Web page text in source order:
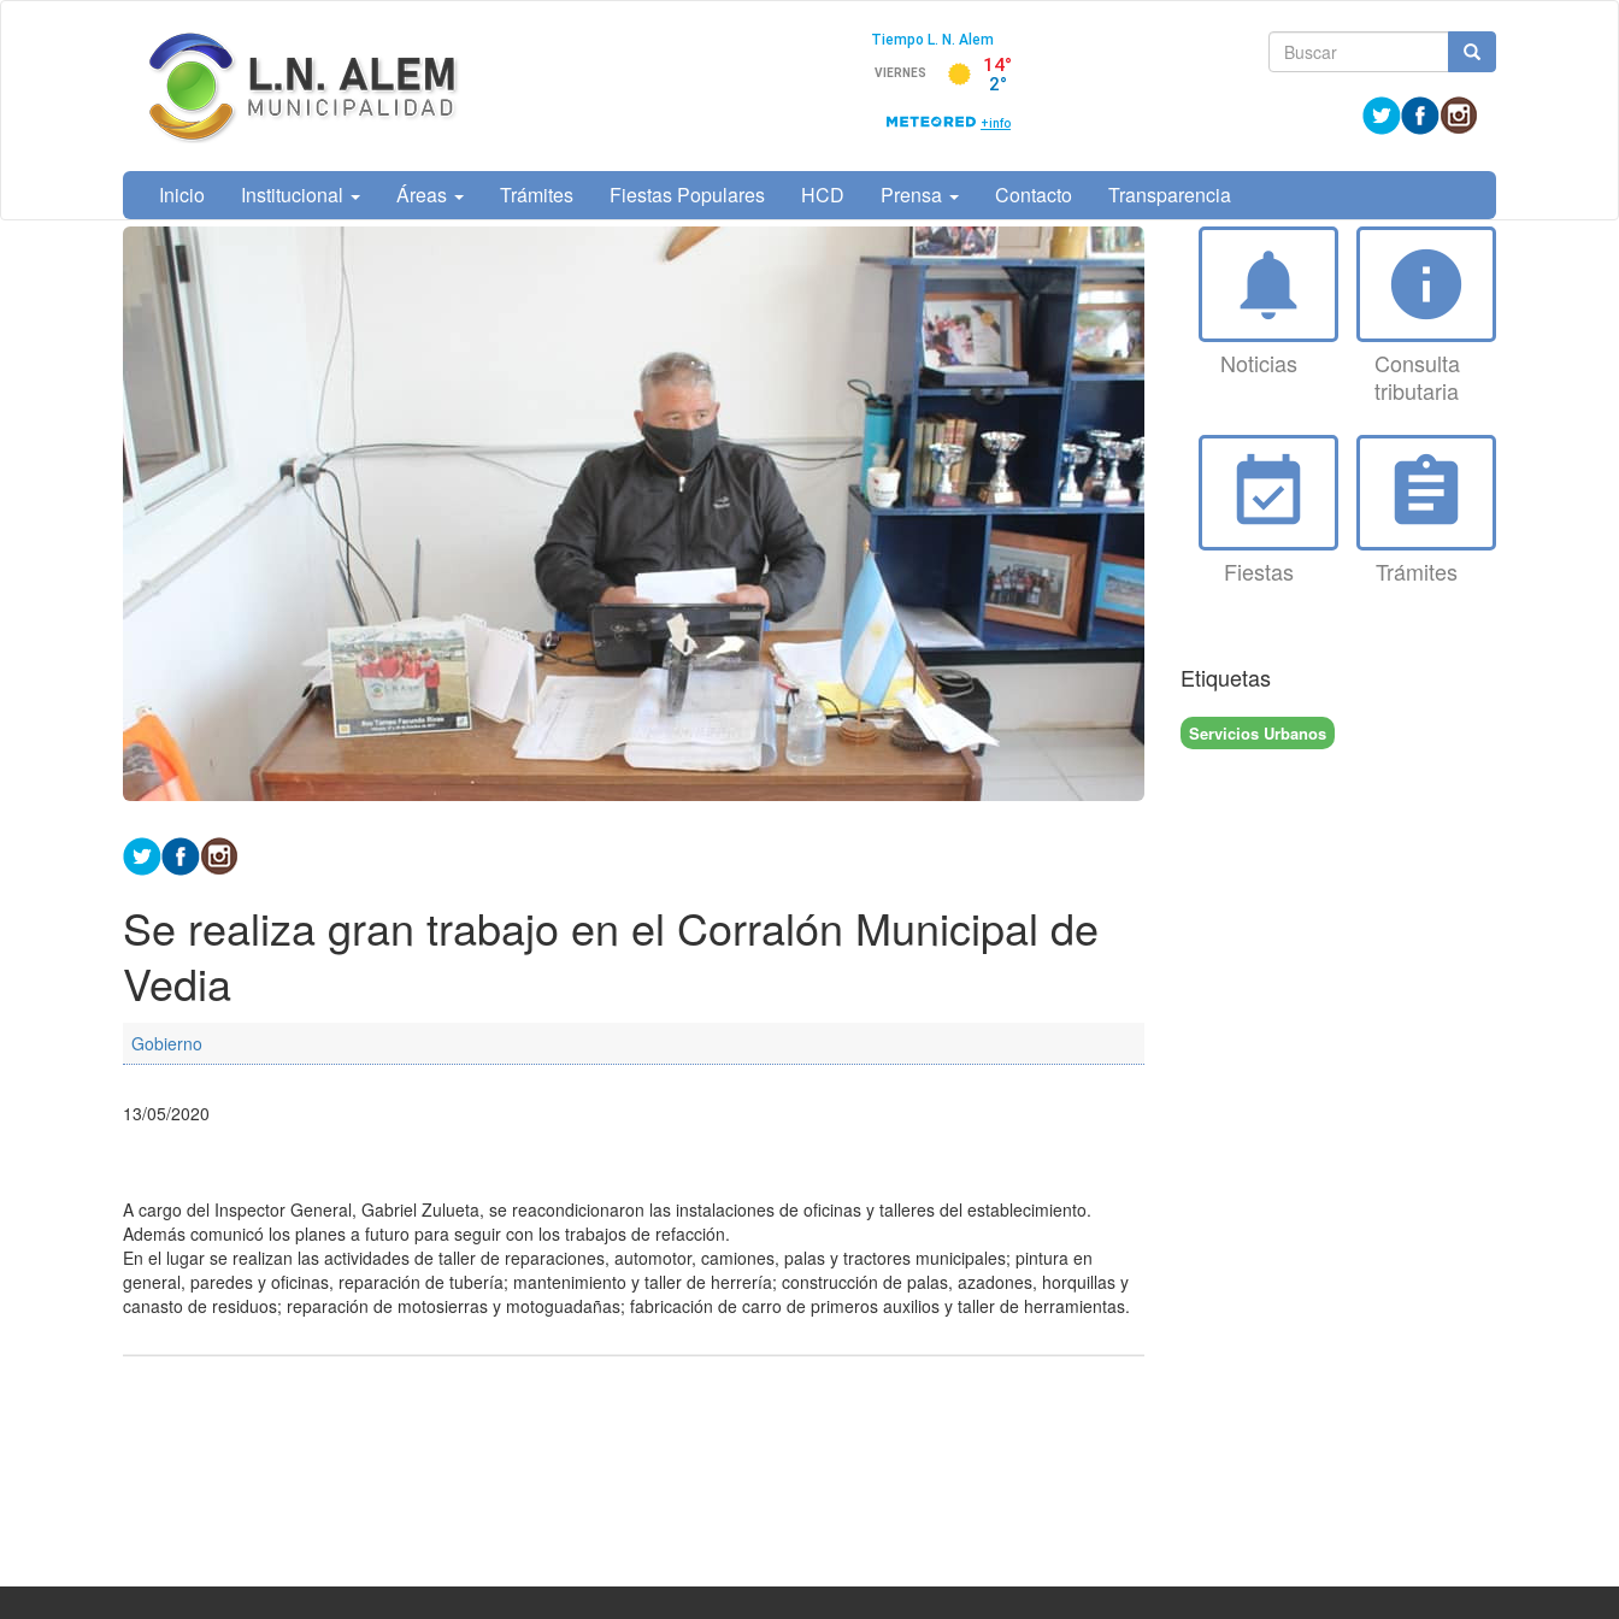
Municipalidad
de L. N. Alem
Formulario
búsqueda
Inicio Institucional Áreas Trámites Fiestas Populares HCD Prensa Contacto Transparencia
Contenido
principal
Se realiza gran trabajo en el Corralón Municipal de
Vedia
Gobierno
13/05/2020
A cargo del Inspector General, Gabriel Zulueta, se reacondicionaron las instalaciones de oficinas y talleres del establecimiento.
Además comunicó los planes a futuro para seguir con los trabajos de refacción.
En el lugar se realizan las actividades de taller de reparaciones, automotor, camiones, palas y tractores municipales; pintura en
general, paredes y oficinas, reparación de tubería; mantenimiento y taller de herrería; construcción de palas, azadones, horquillas y
canasto de residuos; reparación de motosierras y motoguadañas; fabricación de carro de primeros auxilios y taller de herramientas.
notifications
Noticias
info
Consulta
tributaria
event_available
Fiestas
assignment
Trámites
Etiquetas
Servicios Urbanos